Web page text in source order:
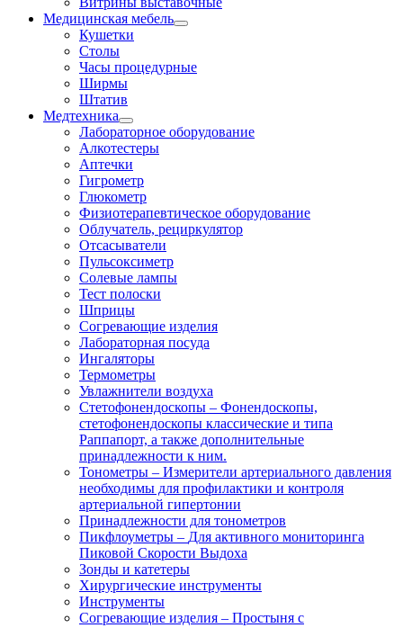
Медицинская мебель
Кушетки
Столы
Часы процедурные
Ширмы
Штатив
Медтехника
Лабораторное оборудование
Алкотестеры
Аптечки
Гигрометр
Глюкометр
Физиотерапевтическое оборудование
Облучатель, рециркулятор
Отсасыватели
Пульсоксиметр
Солевые лампы
Тест полоски
Шприцы
Согревающие изделия
Лабораторная посуда
Ингаляторы
Термометры
Увлажнители воздуха
Стетофонендоскопы – Фонендоскопы,
стетофонендоскопы классические и типа
Раппапорт, а также дополнительные
принадлежности к ним.
Тонометры – Измерители артериального давления
необходимы для профилактики и контроля
артериальной гипертонии
Принадлежности для тонометров
Пикфлоуметры – Для активного мониторинга
Пиковой Скорости Выдоха
Зонды и катетеры
Хирургические инструменты
Инструменты
Согревающие изделия – Простыня с